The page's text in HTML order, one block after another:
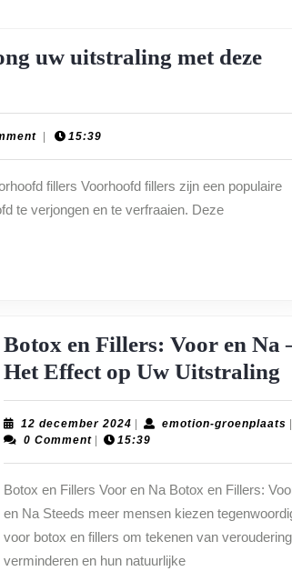
uw uitstraling met deze
15:39
fillers Voorhoofd fillers zijn een populaire
te verjongen en te verfraaien. Deze
Botox en Fillers: Voor en Na
Het Effect op Uw Uitstraling
–
12 december 2024 12
december
emotion-groenplaats
0 Comment
15:39
Botox en Fillers Voor en Na Botox en Fillers:
en Na Steeds meer mensen kiezen
voor botox en fillers om tekenen van
verminderen en hun natuurlijke